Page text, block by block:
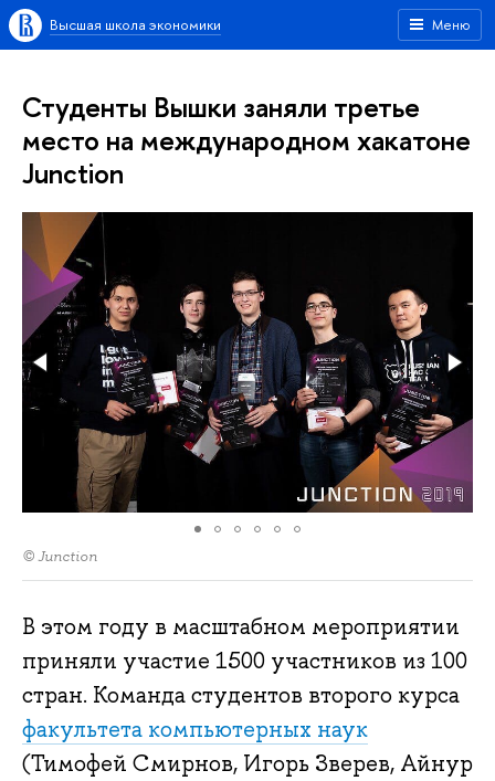
Меню
Высшая школа экономики
Студенты Вышки заняли третье
место на международном хакатоне
Junction
© Junction
В этом году в масштабном мероприятии
приняли участие 1500 участников из 100
стран. Команда студентов второго курса
факультета компьютерных наук
(Тимофей Смирнов, Игорь Зверев, Айнур